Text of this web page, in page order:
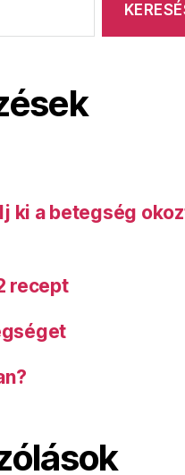
ki a betegség
recept